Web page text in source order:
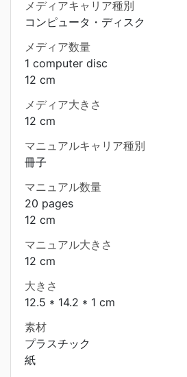
メディアキャリア種別
コンピュータ・ディスク
メディア数量
1 computer disc
12 cm
メディア大きさ
12 cm
マニュアルキャリア種別
冊子
マニュアル数量
20 pages
12 cm
マニュアル大きさ
12 cm
大きさ
12.5 * 14.2 * 1 cm
素材
プラスチック
紙